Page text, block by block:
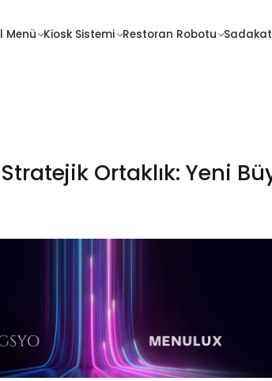
İletişim
Menü Kiosk Sistemi Restoran Robotu Sadakat
Ortaklık: Yeni